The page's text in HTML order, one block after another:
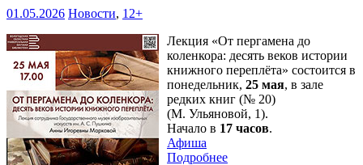
01.05.2026 Новости, 12+
Лекция «От пергамена до
коленкора: десять веков истории
книжного переплёта» состоится в
понедельник, 25 мая, в зале
редких книг (№ 20)
(М. Ульяновой, 1).
Начало в 17 часов.
Афиша
Подробнее